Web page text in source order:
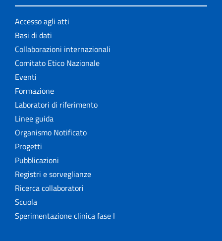
Accesso agli atti
Basi di dati
Collaborazioni internazionali
Comitato Etico Nazionale
Eventi
Formazione
Laboratori di riferimento
Linee guida
Organismo Notificato
Progetti
Pubblicazioni
Registri e sorveglianze
Ricerca collaboratori
Scuola
Sperimentazione clinica fase I